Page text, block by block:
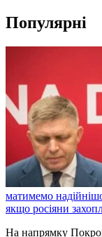
Популярні
матимемо
якщо росіяни
На напрямку